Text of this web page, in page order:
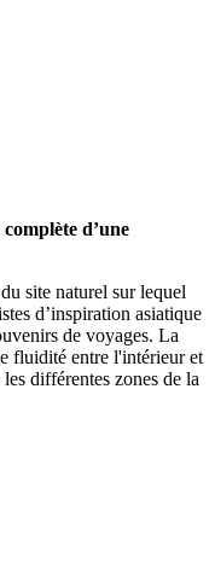
d’une
site naturel sur lequel
d’inspiration asiatique
de voyages. La
fluidité entre l'intérieur et
différentes zones de la